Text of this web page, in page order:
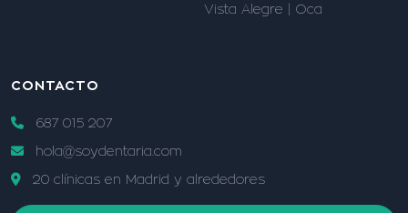
Vista Alegre | Oca
CONTACTO
687 015 207
hola@soydentaria.com
20 clínicas en Madrid y alrededores